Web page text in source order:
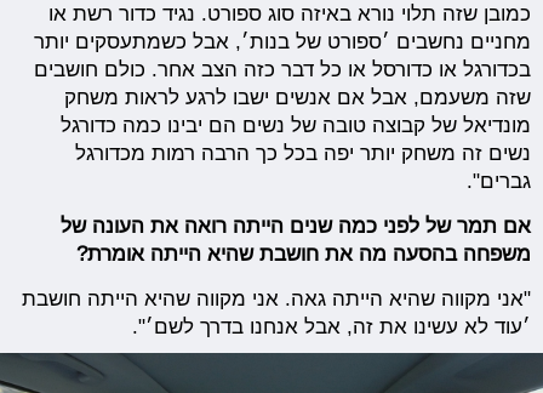
כמובן שזה תלוי נורא באיזה סוג ספורט. נגיד כדור רשת או
מחניים נחשבים ׳ספורט של בנות׳, אבל כשמתעסקים יותר
בכדורגל או כדורסל או כל דבר כזה הצב אחר. כולם חושבים
שזה משעמם, אבל אם אנשים ישבו לרגע לראות משחק
מונדיאל של קבוצה טובה של נשים הם יבינו כמה כדורגל
נשים זה משחק יותר יפה בכל כך הרבה רמות מכדורגל
גברים".
אם תמר של לפני כמה שנים הייתה רואה את העונה של
משפחה בהסעה מה את חושבת שהיא הייתה אומרת?
"אני מקווה שהיא הייתה גאה. אני מקווה שהיא הייתה חושבת
׳עוד לא עשינו את זה, אבל אנחנו בדרך לשם׳".